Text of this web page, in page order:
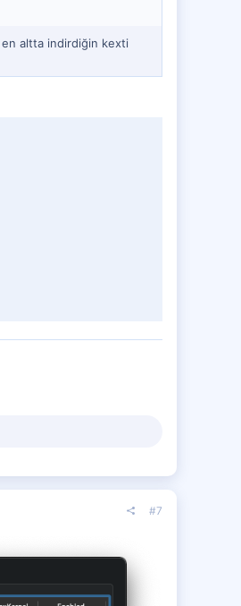
en altta indirdiğin kexti
#7